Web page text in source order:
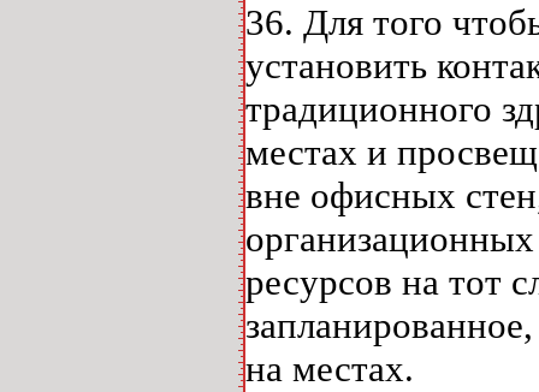
36. Для того
установить
традиционного
местах и
вне офисных
ресурсов на тот
на местах.